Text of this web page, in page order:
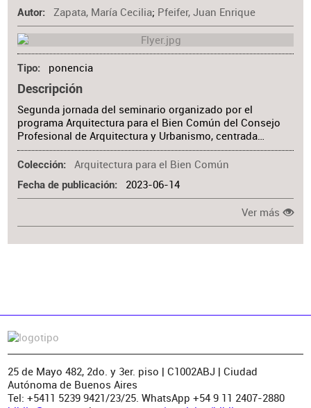
Autor Zapata, María Cecilia; Pfeifer, Juan Enrique
Tipo ponencia
Descripción
Segunda jornada del seminario organizado por el
programa Arquitectura para el Bien Común del Consejo
Profesional de Arquitectura y Urbanismo, centrada…
Colección Arquitectura para el Bien Común
Fecha de publicación 2023-06-14
Ver más
25 de Mayo 482, 2do. y 3er. piso | C1002ABJ | Ciudad
Autónoma de Buenos Aires
Tel: +5411 5239 9421/23/25. WhatsApp +54 9 11 2407-2880